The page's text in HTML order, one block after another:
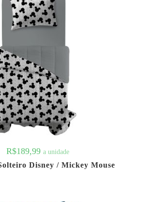
R$189,99 a unidade
Disney / Mickey Mouse